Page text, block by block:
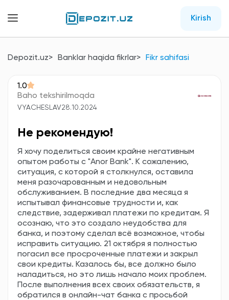
Kirish
Depozit.uz Banklar haqida fikrlar Fikr sahifasi
1.0
Baho tekshirilmoqda
VYACHESLAV28.10.2024
Не рекомендую!
Я хочу поделиться своим крайне негативным
опытом работы с "Anor Bank". К сожалению,
ситуация, с которой я столкнулся, оставила
меня разочарованным и недовольным
обслуживанием. В последние два месяца я
испытывал финансовые трудности и, как
следствие, задерживал платежи по кредитам. Я
осознаю, что это создало неудобства для
банка, и поэтому сделал всё возможное, чтобы
исправить ситуацию. 21 октября я полностью
погасил все просроченные платежи и закрыл
свои кредиты. Казалось бы, все должно было
наладиться, но это лишь начало моих проблем.
После выполнения всех своих обязательств, я
обратился в онлайн-чат банка с просьбой